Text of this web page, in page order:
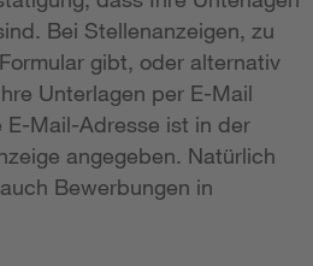
Bei Stellenanzeigen, zu
gibt, oder alternativ
Unterlagen per E-Mail
E-Mail-Adresse ist in der
angegeben. Natürlich
Bewerbungen in